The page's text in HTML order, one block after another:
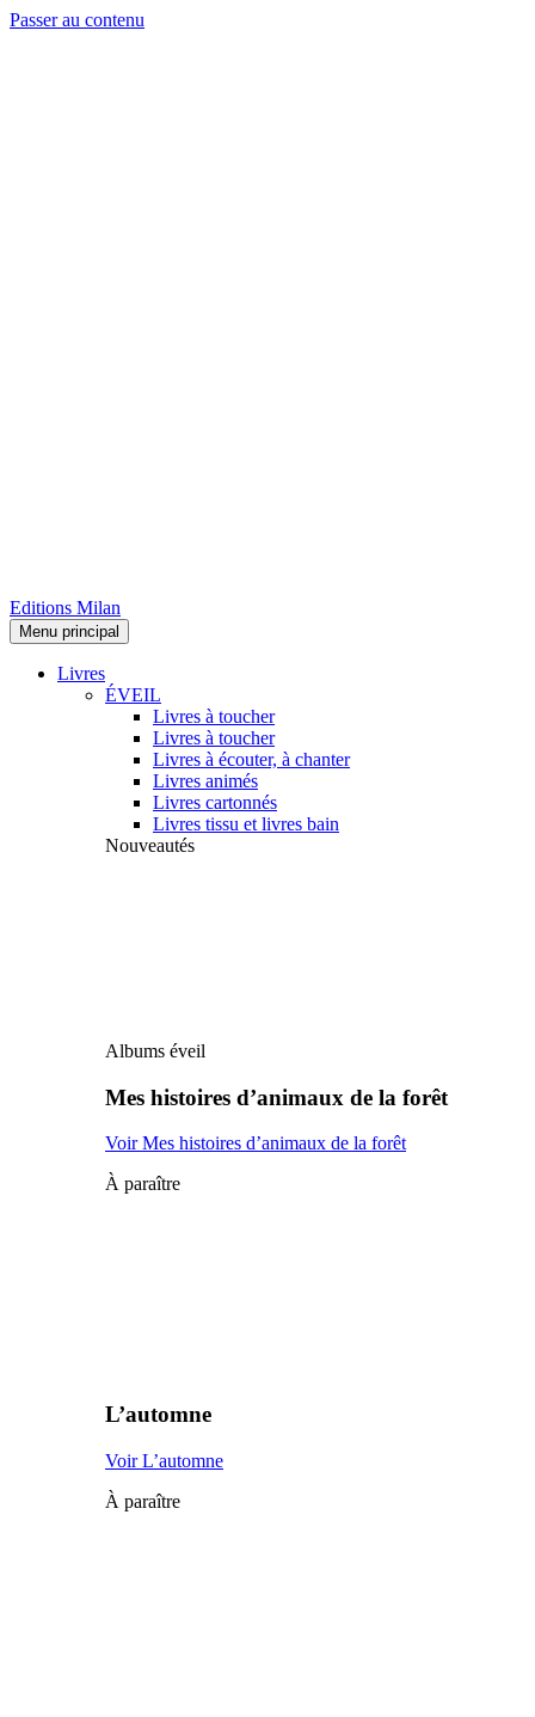
Passer au contenu
Editions Milan
Menu principal
Livres
ÉVEIL
Livres à toucher
Livres à toucher
Livres à écouter, à chanter
Livres animés
Livres cartonnés
Livres tissu et livres bain
Nouveautés
Albums éveil
Mes histoires d’animaux de la forêt
Voir Mes histoires d’animaux de la forêt
À paraître
L’automne
Voir L’automne
À paraître